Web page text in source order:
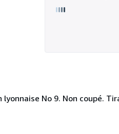
No 9. Non coupé.